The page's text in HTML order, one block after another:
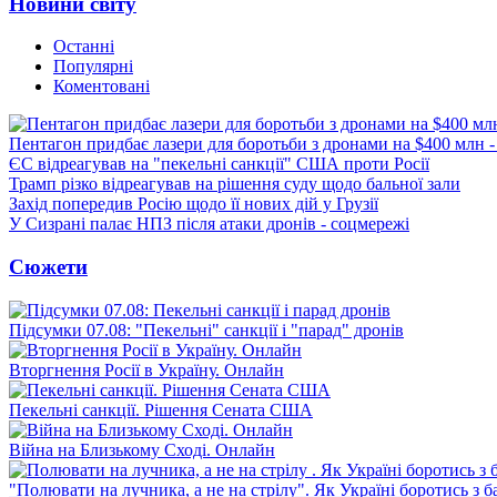
Останні
Популярні
Коментовані
Пентагон придбає лазери для боротьби з дронами на $400 млн
ЄС відреагував на "пекельні санкції" США проти Росії
Трамп різко відреагував на рішення суду щодо бальної зали
Захід попередив Росію щодо її нових дій у Грузії
У Сизрані палає НПЗ після атаки дронів - соцмережі
Сюжети
Підсумки 07.08: "Пекельні" санкції і "парад" дронів
Вторгнення Росії в Україну. Онлайн
Пекельні санкції. Рішення Сената США
Війна на Близькому Сході. Онлайн
"Полювати на лучника, а не на стрілу". Як Україні боротись з